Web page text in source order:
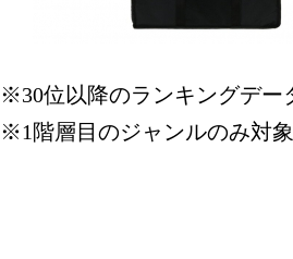
※30位以降のランキングデー
※1階層目のジャンルのみ対象